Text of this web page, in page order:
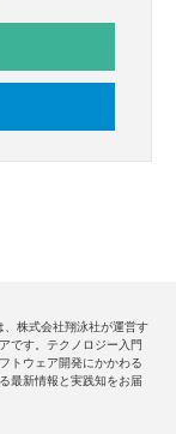
、株式会社翔泳社が運営す
です。テクノロジー入門
トウェア開発にかかわる
最新情報と実践知をお届